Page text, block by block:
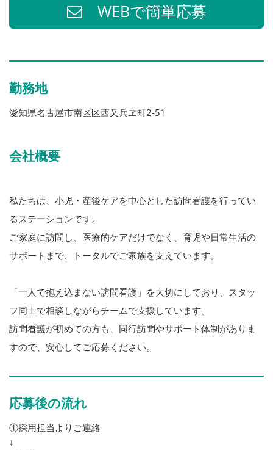
WEBで簡単応募
勤務地
愛知県名古屋市南区区西又兵ヱ町2-51
会社概要
私たちは、小児・産後ケアを中心とした訪問看護を行ってい
るステーションです。
ご家庭に訪問し、医療的ケアだけでなく、育児や日常生活の
サポートまで、トータルでご家族を支えています。
「一人で抱え込まない訪問看護」を大切にしており、スタッ
フ同士で相談しながらチームで支援しています。
訪問看護が初めての方も、同行訪問やサポート体制がありま
すので、安心してご応募ください。
応募後の流れ
①採用担当よりご連絡
↓